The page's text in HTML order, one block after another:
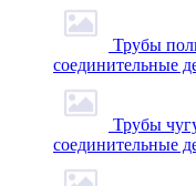
Трубы
соединительные
Трубы
соединительные